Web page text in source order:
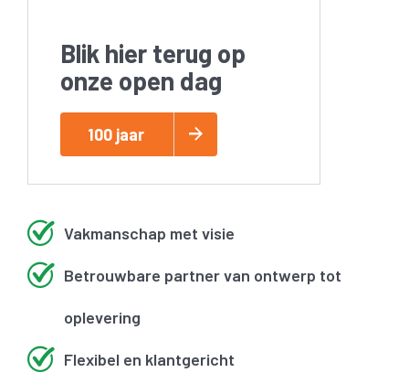
Blik hier terug op
onze open dag
100 jaar
Vakmanschap met visie
Betrouwbare partner van ontwerp tot
oplevering
Flexibel en klantgericht